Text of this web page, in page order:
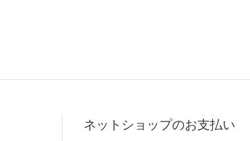
ネットショップのお支払い